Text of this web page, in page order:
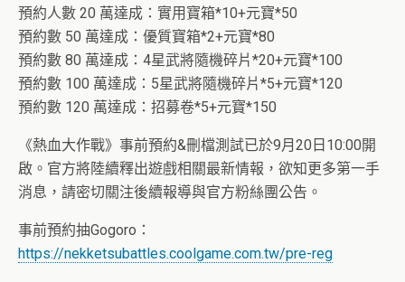
預約人數 20 萬達成：實用寶箱*10+元寶*50
預約數 50 萬達成：優質寶箱*2+元寶*80
預約數 80 萬達成：4星武將隨機碎片*20+元寶*100
預約數 100 萬達成：5星武將隨機碎片*5+元寶*120
預約數 120 萬達成：招募卷*5+元寶*150
《熱血大作戰》事前預約&刪檔測試已於9月20日10:00開
啟。官方將陸續釋出遊戲相關最新情報，欲知更多第一手
消息，請密切關注後續報導與官方粉絲團公告。
事前預約抽Gogoro：
https://nekketsubattles.coolgame.com.tw/pre-reg